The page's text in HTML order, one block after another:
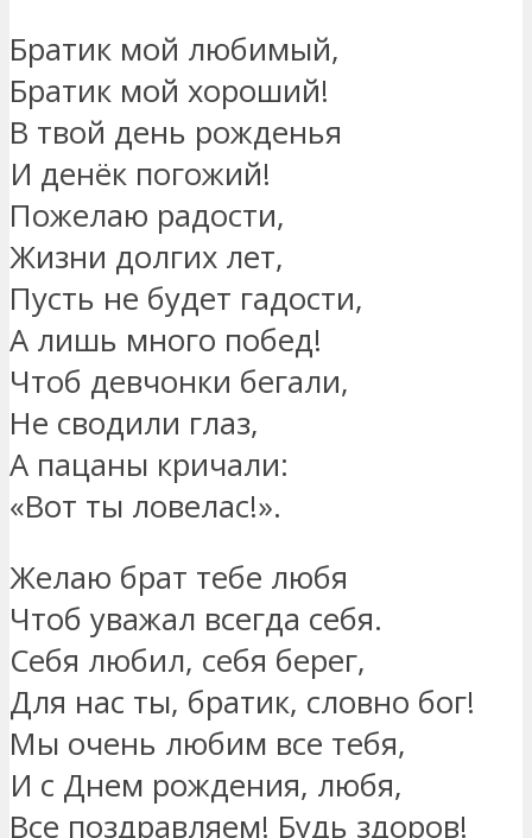
Братик мой любимый,
Братик мой хороший!
В твой день рожденья
И денёк погожий!
Пожелаю радости,
Жизни долгих лет,
Пусть не будет гадости,
А лишь много побед!
Чтоб девчонки бегали,
Не сводили глаз,
А пацаны кричали:
«Вот ты ловелас!».
Желаю брат тебе любя
Чтоб уважал всегда себя.
Себя любил, себя берег,
Для нас ты, братик, словно бог!
Мы очень любим все тебя,
И с Днем рождения, любя,
Все поздравляем! Будь здоров!